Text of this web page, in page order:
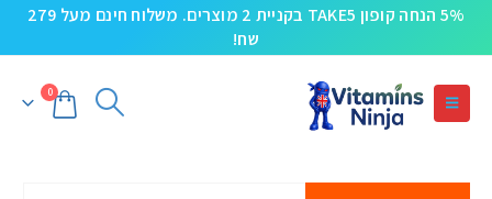
5% הנחה קופון TAKE5 בקניית 2 מוצרים. משלוח חינם מעל 279
שח!
0